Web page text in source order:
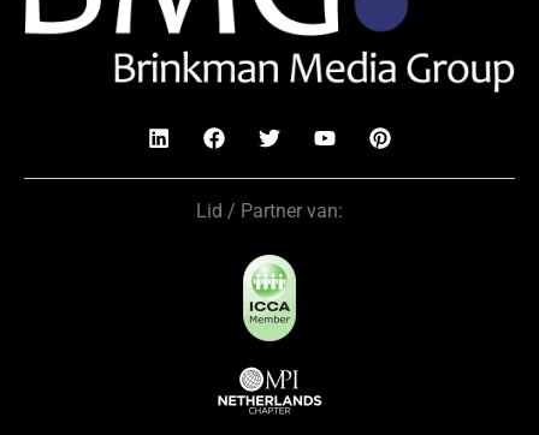
Lid / Partner van: